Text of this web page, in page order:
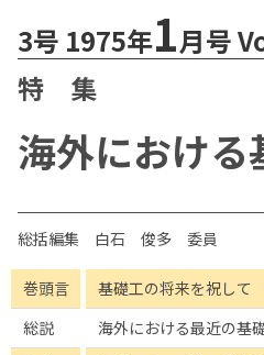
3号 1975年1月号
特 集
海外における
総括編集 白石 俊多 委員
巻頭言 基礎工の将来を祝して
総説
海外における最近の基